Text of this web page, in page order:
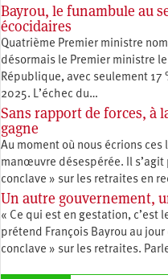
Bayrou, le funambule au
écocidaires
Quatrième Premier ministre
désormais le Premier ministre
République, avec seulement
2025. L’échec du…
Sans rapport de forces, à
gagne
Au moment où nous écrions
manœuvre désespérée. Il
conclave » sur les retraites en
Un autre gouvernement,
« Ce qui est en gestation, c’est
prétend François Bayrou au
conclave » sur les retraites.